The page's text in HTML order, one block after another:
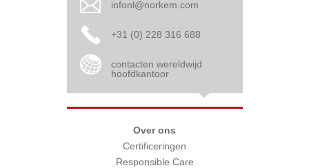
infonl@norkem.com
+31 (0) 228 316 688
contacten wereldwijd
hoofdkantoor
Over ons
Certificeringen
Responsible Care